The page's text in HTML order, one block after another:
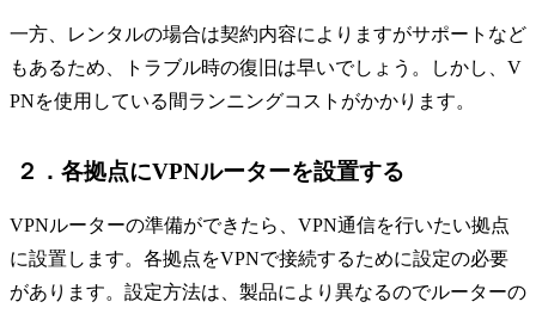
一方、レンタルの場合は契約内容によりますがサポートなど
もあるため、トラブル時の復旧は早いでしょう。しかし、V
PNを使用している間ランニングコストがかかります。
２．各拠点にVPNルーターを設置する
VPNルーターの準備ができたら、VPN通信を行いたい拠点
に設置します。各拠点をVPNで接続するために設定の必要
があります。設定方法は、製品により異なるのでルーターの